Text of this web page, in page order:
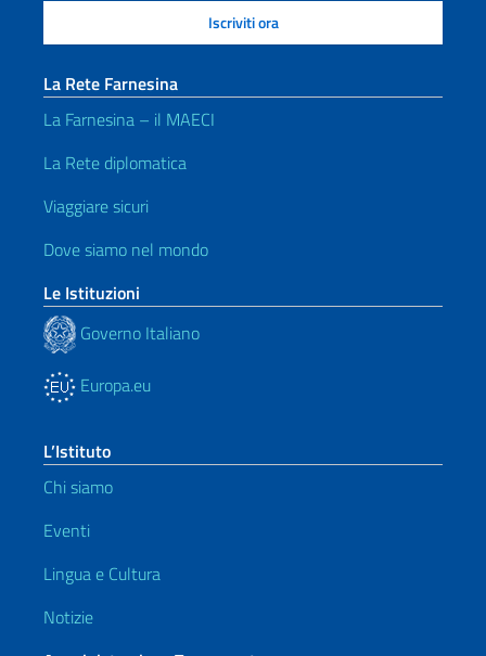
La Rete Farnesina
La Farnesina – il MAECI
La Rete diplomatica
Viaggiare sicuri
Dove siamo nel mondo
Le Istituzioni
Governo Italiano
Europa.eu
L’Istituto
Chi siamo
Eventi
Lingua e Cultura
Notizie